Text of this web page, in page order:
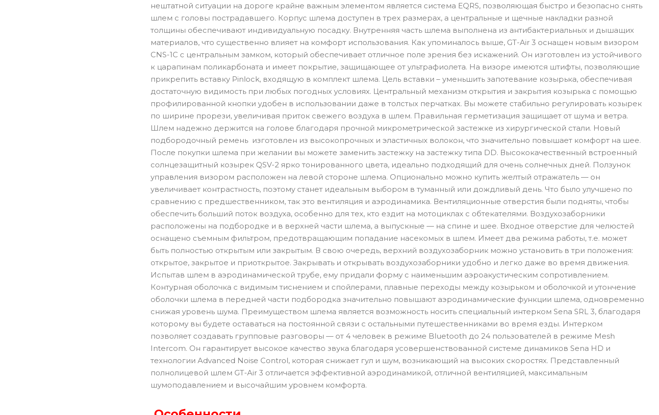
нештатной ситуации на дороге крайне важным элементом является система EQRS, позволяющая быстро и безопасно снять
шлем с головы пострадавшего. Корпус шлема доступен в трех размерах, а центральные и щечные накладки разной
толщины обеспечивают индивидуальную посадку. Внутренняя часть шлема выполнена из антибактериальных и дышащих
материалов, что существенно влияет на комфорт использования. Как упоминалось выше, GT-Air 3 оснащен новым визором
CNS-1C с центральным замком, который обеспечивает отличное поле зрения без искажений. Он изготовлен из устойчивого
к царапинам поликарбоната и имеет покрытие, защищающее от ультрафиолета. На визоре имеются штифты, позволяющие
прикрепить вставку Pinlock, входящую в комплект шлема. Цель вставки – уменьшить запотевание козырька, обеспечивая
достаточную видимость при любых погодных условиях. Центральный механизм открытия и закрытия козырька с помощью
профилированной кнопки удобен в использовании даже в толстых перчатках. Вы можете стабильно регулировать козырек
по ширине прорези, увеличивая приток свежего воздуха в шлем. Правильная герметизация защищает от шума и ветра.
Шлем надежно держится на голове благодаря прочной микрометрической застежке из хирургической стали. Новый
подбородочный ремень изготовлен из высокопрочных и эластичных волокон, что значительно повышает комфорт на шее.
После покупки шлема при желании вы можете заменить застежку на застежку типа DD. Высококачественный встроенный
солнцезащитный козырек QSV-2 ярко тонированного цвета, идеально подходящий для очень солнечных дней. Ползунок
управления визором расположен на левой стороне шлема. Опционально можно купить желтый отражатель — он
увеличивает контрастность, поэтому станет идеальным выбором в туманный или дождливый день. Что было улучшено по
сравнению с предшественником, так это вентиляция и аэродинамика. Вентиляционные отверстия были подняты, чтобы
обеспечить больший поток воздуха, особенно для тех, кто ездит на мотоциклах с обтекателями. Воздухозаборники
расположены на подбородке и в верхней части шлема, а выпускные — на спине и шее. Входное отверстие для челюстей
оснащено съемным фильтром, предотвращающим попадание насекомых в шлем. Имеет два режима работы, т.е. может
быть полностью открытым или закрытым. В свою очередь, верхний воздухозаборник можно установить в три положения:
открытое, закрытое и приоткрытое. Закрывать и открывать воздухозаборники удобно и легко даже во время движения.
Испытав шлем в аэродинамической трубе, ему придали форму с наименьшим аэроакустическим сопротивлением.
Контурная оболочка с видимым тиснением и спойлерами, плавные переходы между козырьком и оболочкой и утончение
оболочки шлема в передней части подбородка значительно повышают аэродинамические функции шлема, одновременно
снижая уровень шума. Преимуществом шлема является возможность носить специальный интерком Sena SRL 3, благодаря
которому вы будете оставаться на постоянной связи с остальными путешественниками во время езды. Интерком
позволяет создавать групповые разговоры — от 4 человек в режиме Bluetooth до 24 пользователей в режиме Mesh
Intercom. Он гарантирует высокое качество звука благодаря усовершенствованной системе динамиков Sena HD и
технологии Advanced Noise Control, которая снижает гул и шум, возникающий на высоких скоростях. Представленный
полнолицевой шлем GT-Air 3 отличается эффективной аэродинамикой, отличной вентиляцией, максимальным
шумоподавлением и высочайшим уровнем комфорта.